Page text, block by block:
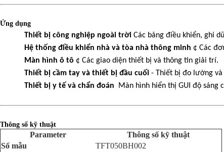
Ứng dụng
Thiết bị công nghiệp ngoài trời Các bảng điều khiển, ghi
Hệ thống điều khiển nhà và tòa nhà thông minh ¢ Các
Màn hình ô tô ¢ Các giao diện thiết bị và thông tin giải trí.
Thiết bị cầm tay và thiết bị đầu cuối - Thiết bị đo lường
Thiết bị y tế và chẩn đoán
Màn hình hiển thị GUI độ sáng
Thông số kỹ thuật
Parameter
Thông số kỹ thuật
Số mẫu
TFT050BH002